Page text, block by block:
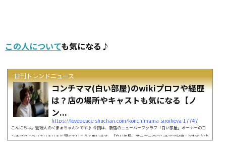
この人についても気になる♪
日刊トレンドニュース
コンチママ(白い部屋)のwikiプロフや経歴
は？店の場所やキャストも気になる【ノ
ン...
https://lovepeace-shuchan.com/konchimama-siroiheya-17747
こんにちは。管理人の＜まぁちゃん＞です♪ 今回は、新宿のニューハーフクラブ「白い部屋」オーナーのコ
ンチママについていろいろと調べていこうと思います。「白い部屋」オーナーのコンチママ出典：https://sh